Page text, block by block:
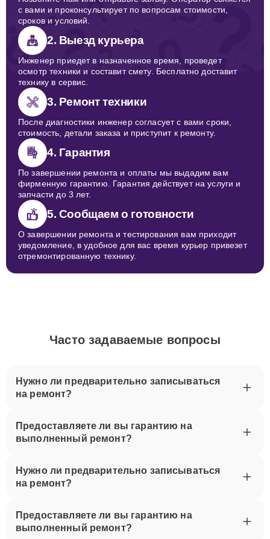
с вами и проконсультирует по вопросам стоимости,
сроков и условий.
2. Выезд курьера
Инженер приедет в назначенное время, проведет
осмотр техники и составит смету. Бесплатно доставит
технику в сервис.
3. Ремонт техники
После диагностики инженер согласует с вами сроки,
стоимость, детали заказа и приступит к ремонту.
4. Гарантия
По завершении ремонта и оплаты мы выдадим вам
фирменную гарантию. Гарантия действует на услуги и
запчасти до 3 лет.
5. Сообщаем о готовности
О завершении ремонта и тестирования вам приходит
уведомление, в удобное для вас время курьер привезет
отремонтированную технику.
Часто задаваемые вопросы
Нужно ли предварительно записываться
на ремонт?
Предоставляете ли вы гарантию на
выполненный ремонт?
Нужно ли предварительно записываться
на ремонт?
Предоставляете ли вы гарантию на
выполненный ремонт?